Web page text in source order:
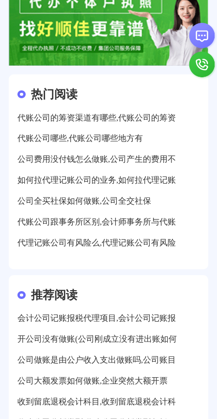
热门阅读
代账公司的筹资渠道有哪些,代账公司的筹资
代账公司哪些,代账公司哪些地方有
公司费用没付钱怎么做账,公司产生的费用不
如何拉代理记账公司的业务,如何拉代理记账
公司全买社保如何做账,公司全交社保
代账公司跟事务所区别,会计师事务所与代账
代理记账公司有风险么,代理记账公司有风险
推荐阅读
会计公司记账报税代理项目,会计公司记账报
开公司没有做账(公司刚成立没有进出账如何
公司做账是由公户收入支出做账吗,公司账目
公司大额发票如何做账,企业突然大额开票
收到留底退税会计科目,收到留底退税会计科